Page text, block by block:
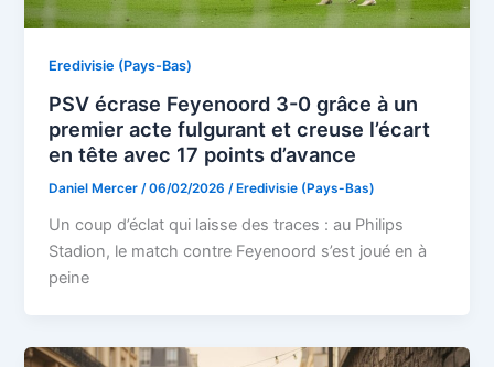
Eredivisie (Pays-Bas)
PSV écrase Feyenoord 3-0 grâce à un
premier acte fulgurant et creuse l’écart
en tête avec 17 points d’avance
Daniel Mercer/06/02/2026/Eredivisie (Pays-Bas)
Un coup d’éclat qui laisse des traces : au Philips
Stadion, le match contre Feyenoord s’est joué en à
peine